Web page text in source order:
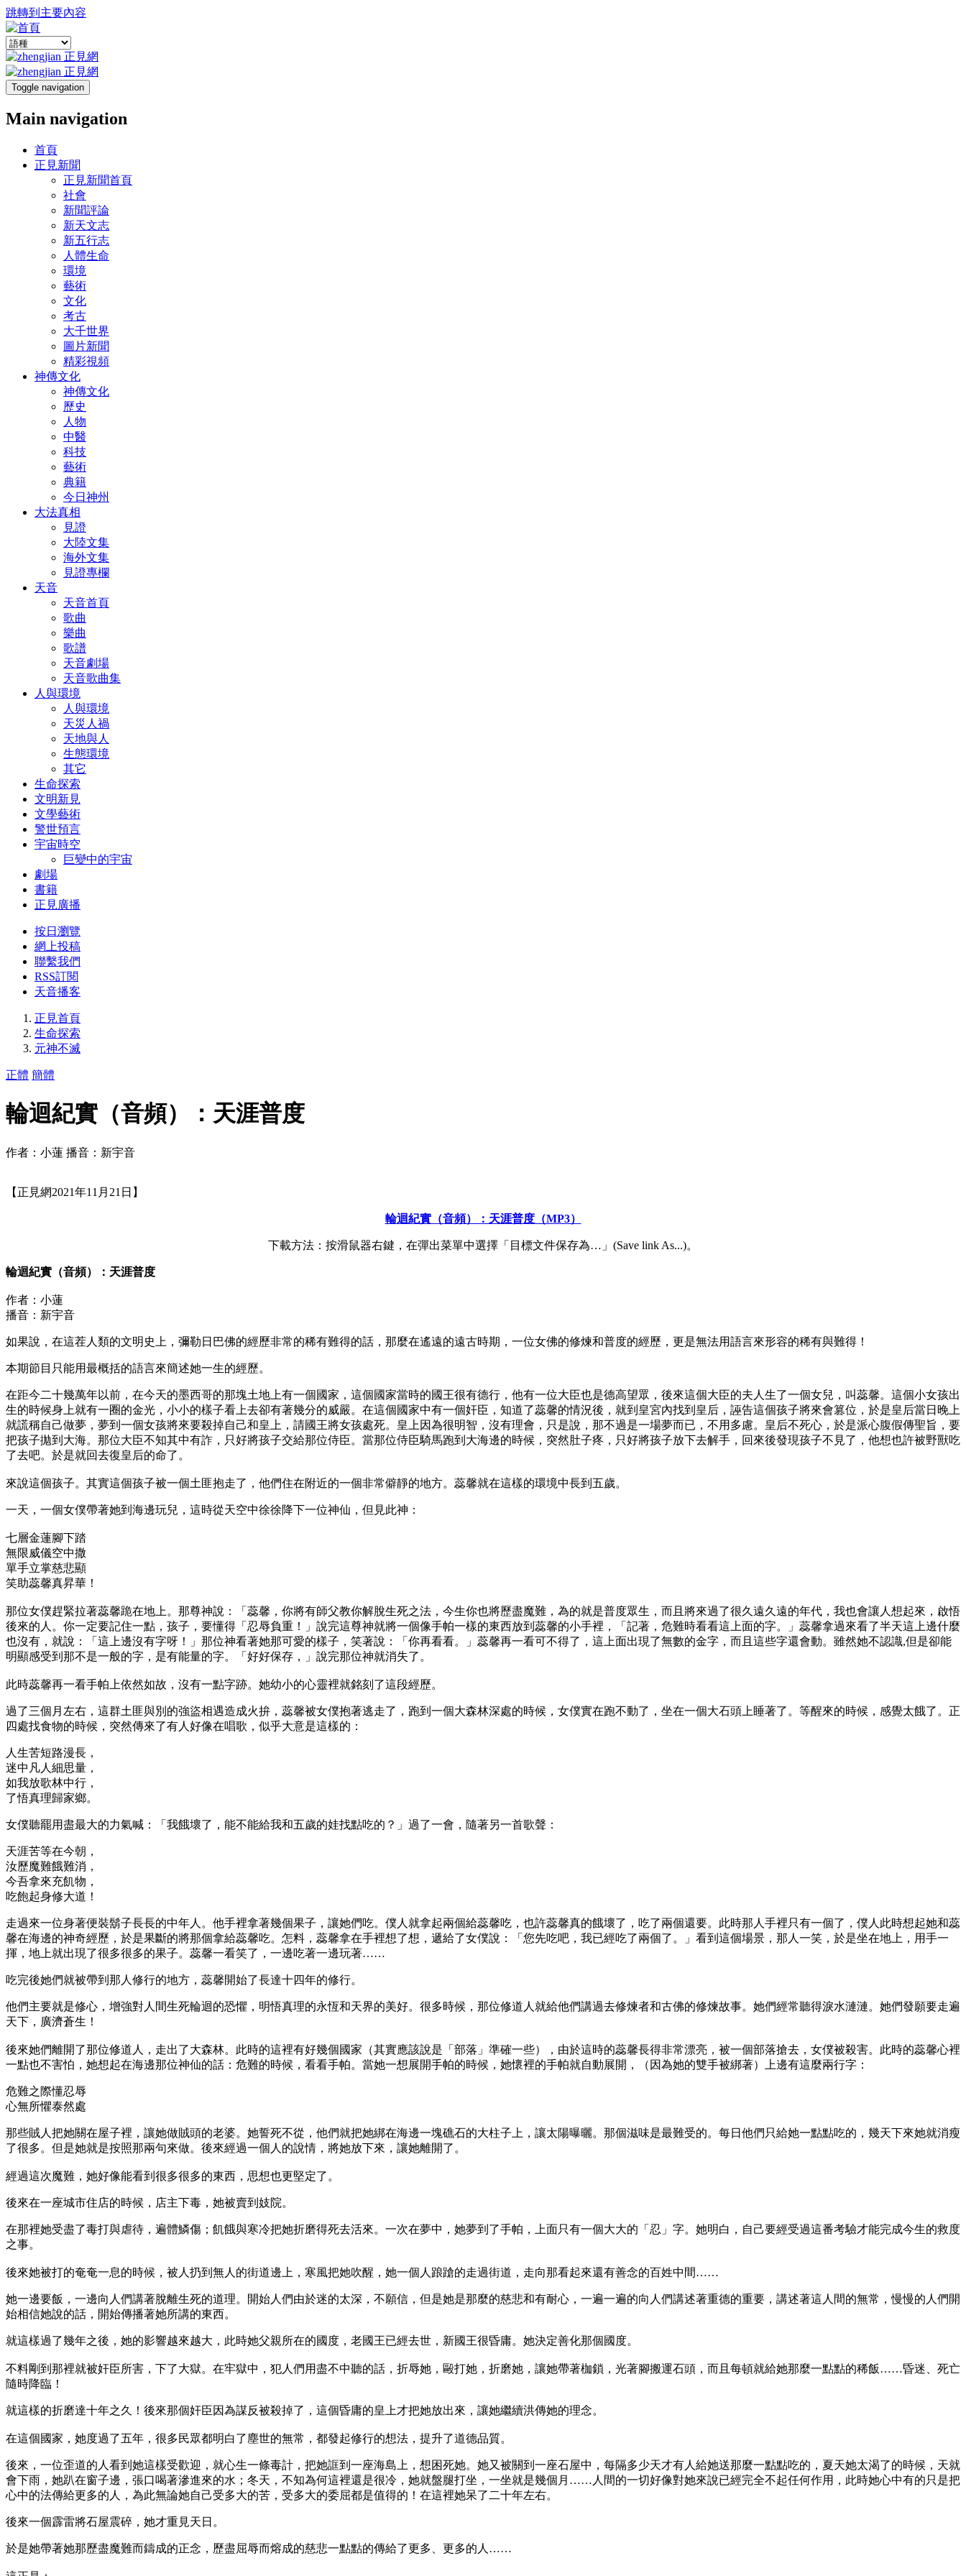
跳轉到主要內容
Toggle navigation
Main navigation
首頁
正見新聞
正見新聞首頁
社會
新聞評論
新天文志
新五行志
人體生命
環境
藝術
文化
考古
大千世界
圖片新聞
精彩視頻
神傳文化
神傳文化
歷史
人物
中醫
科技
藝術
典籍
今日神州
大法真相
見證
大陸文集
海外文集
見證專欄
天音
天音首頁
歌曲
樂曲
歌譜
天音劇場
天音歌曲集
人與環境
人與環境
天災人禍
天地與人
生態環境
其它
生命探索
文明新見
文學藝術
警世預言
宇宙時空
巨變中的宇宙
劇場
書籍
正見廣播
按日瀏覽
網上投稿
聯繫我們
RSS訂閱
天音播客
正見首頁
生命探索
元神不滅
正體 簡體
輪迴紀實（音頻）：天涯普度
作者：小蓮 播音：新宇音
【正見網2021年11月21日】
輪迴紀實（音頻）：天涯普度（MP3）
下載方法：按滑鼠器右鍵，在彈出菜單中選擇「目標文件保存為…」(Save link As...)。
輪迴紀實（音頻）：天涯普度
作者：小蓮
播音：新宇音
如果說，在這茬人類的文明史上，彌勒日巴佛的經歷非常的稀有難得的話，那麼在遙遠的遠古時期，一位女佛的修煉和普度的經歷，更是無法用語言來形容的稀有與難得！
本期節目只能用最概括的語言來簡述她一生的經歷。
在距今二十幾萬年以前，在今天的墨西哥的那塊土地上有一個國家，這個國家當時的國王很有德行，他有一位大臣也是德高望眾，後來這個大臣的夫人生了一個女兒，叫蕊馨。這個小女孩出
生的時候身上就有一圈的金光，小小的樣子看上去卻有著幾分的威嚴。在這個國家中有一個奸臣，知道了蕊馨的情況後，就到皇宮內找到皇后，誣告這個孩子將來會篡位，於是皇后當日晚上
就謊稱自己做夢，夢到一個女孩將來要殺掉自己和皇上，請國王將女孩處死。皇上因為很明智，沒有理會，只是說，那不過是一場夢而已，不用多慮。皇后不死心，於是派心腹假傳聖旨，要
把孩子拋到大海。那位大臣不知其中有詐，只好將孩子交給那位侍臣。當那位侍臣騎馬跑到大海邊的時候，突然肚子疼，只好將孩子放下去解手，回來後發現孩子不見了，他想也許被野獸吃
了去吧。於是就回去復皇后的命了。
來說這個孩子。其實這個孩子被一個土匪抱走了，他們住在附近的一個非常僻靜的地方。蕊馨就在這樣的環境中長到五歲。
一天，一個女僕帶著她到海邊玩兒，這時從天空中徐徐降下一位神仙，但見此神：
七層金蓮腳下踏
無限威儀空中撒
單手立掌慈悲顯
笑助蕊馨真昇華！
那位女僕趕緊拉著蕊馨跪在地上。那尊神說：「蕊馨，你將有師父教你解脫生死之法，今生你也將歷盡魔難，為的就是普度眾生，而且將來過了很久遠久遠的年代，我也會讓人想起來，啟悟
後來的人。你一定要記住一點，孩子，要懂得「忍辱負重！」說完這尊神就將一個像手帕一樣的東西放到蕊馨的小手裡，「記著，危難時看看這上面的字。」蕊馨拿過來看了半天這上邊什麼
也沒有，就說：「這上邊沒有字呀！」那位神看著她那可愛的樣子，笑著說：「你再看看。」蕊馨再一看可不得了，這上面出現了無數的金字，而且這些字還會動。雖然她不認識,但是卻能
明顯感受到那不是一般的字，是有能量的字。「好好保存，」說完那位神就消失了。
此時蕊馨再一看手帕上依然如故，沒有一點字跡。她幼小的心靈裡就銘刻了這段經歷。
過了三個月左右，這群土匪與別的強盜相遇造成火拚，蕊馨被女僕抱著逃走了，跑到一個大森林深處的時候，女僕實在跑不動了，坐在一個大石頭上睡著了。等醒來的時候，感覺太餓了。正
四處找食物的時候，突然傳來了有人好像在唱歌，似乎大意是這樣的：
人生苦短路漫長，
迷中凡人細思量，
如我放歌林中行，
了悟真理歸家鄉。
女僕聽罷用盡最大的力氣喊：「我餓壞了，能不能給我和五歲的娃找點吃的？」過了一會，隨著另一首歌聲：
天涯苦等在今朝，
汝歷魔難餓難消，
今吾拿來充飢物，
吃飽起身修大道！
走過來一位身著便裝鬍子長長的中年人。他手裡拿著幾個果子，讓她們吃。僕人就拿起兩個給蕊馨吃，也許蕊馨真的餓壞了，吃了兩個還要。此時那人手裡只有一個了，僕人此時想起她和蕊
馨在海邊的神奇經歷，於是果斷的將那個拿給蕊馨吃。怎料，蕊馨拿在手裡想了想，遞給了女僕說：「您先吃吧，我已經吃了兩個了。」看到這個場景，那人一笑，於是坐在地上，用手一
揮，地上就出現了很多很多的果子。蕊馨一看笑了，一邊吃著一邊玩著……
吃完後她們就被帶到那人修行的地方，蕊馨開始了長達十四年的修行。
他們主要就是修心，增強對人間生死輪迴的恐懼，明悟真理的永恆和天界的美好。很多時候，那位修道人就給他們講過去修煉者和古佛的修煉故事。她們經常聽得淚水漣漣。她們發願要走遍
天下，廣濟蒼生！
後來她們離開了那位修道人，走出了大森林。此時的這裡有好幾個國家（其實應該說是「部落」準確一些），由於這時的蕊馨長得非常漂亮，被一個部落搶去，女僕被殺害。此時的蕊馨心裡
一點也不害怕，她想起在海邊那位神仙的話：危難的時候，看看手帕。當她一想展開手帕的時候，她懷裡的手帕就自動展開，（因為她的雙手被綁著）上邊有這麼兩行字：
危難之際懂忍辱
心無所懼泰然處
那些賊人把她關在屋子裡，讓她做賊頭的老婆。她誓死不從，他們就把她綁在海邊一塊礁石的大柱子上，讓太陽曝曬。那個滋味是最難受的。每日他們只給她一點點吃的，幾天下來她就消瘦
了很多。但是她就是按照那兩句來做。後來經過一個人的說情，將她放下來，讓她離開了。
經過這次魔難，她好像能看到很多很多的東西，思想也更堅定了。
後來在一座城市住店的時候，店主下毒，她被賣到妓院。
在那裡她受盡了毒打與虐待，遍體鱗傷；飢餓與寒冷把她折磨得死去活來。一次在夢中，她夢到了手帕，上面只有一個大大的「忍」字。她明白，自己要經受過這番考驗才能完成今生的救度
之事。
後來她被打的奄奄一息的時候，被人扔到無人的街道邊上，寒風把她吹醒，她一個人踉蹌的走過街道，走向那看起來還有善念的百姓中間……
她一邊要飯，一邊向人們講著脫離生死的道理。開始人們由於迷的太深，不願信，但是她是那麼的慈悲和有耐心，一遍一遍的向人們講述著重德的重要，講述著這人間的無常，慢慢的人們開
始相信她說的話，開始傳播著她所講的東西。
就這樣過了幾年之後，她的影響越來越大，此時她父親所在的國度，老國王已經去世，新國王很昏庸。她決定善化那個國度。
不料剛到那裡就被奸臣所害，下了大獄。在牢獄中，犯人們用盡不中聽的話，折辱她，毆打她，折磨她，讓她帶著枷鎖，光著腳搬運石頭，而且每頓就給她那麼一點點的稀飯……昏迷、死亡
隨時降臨！
就這樣的折磨達十年之久！後來那個奸臣因為謀反被殺掉了，這個昏庸的皇上才把她放出來，讓她繼續洪傳她的理念。
在這個國家，她度過了五年，很多民眾都明白了塵世的無常，都發起修行的想法，提升了道德品質。
後來，一位歪道的人看到她這樣受歡迎，就心生一條毒計，把她誆到一座海島上，想困死她。她又被關到一座石屋中，每隔多少天才有人給她送那麼一點點吃的，夏天她太渴了的時候，天就
會下雨，她趴在窗子邊，張口喝著滲進來的水；冬天，不知為何這裡還是很冷，她就盤腿打坐，一坐就是幾個月……人間的一切好像對她來說已經完全不起任何作用，此時她心中有的只是把
心中的法傳給更多的人，為此無論她自己受多大的苦，受多大的委屈都是值得的！在這裡她呆了二十年左右。
後來一個霹雷將石屋震碎，她才重見天日。
於是她帶著她那歷盡魔難而鑄成的正念，歷盡屈辱而熔成的慈悲一點點的傳給了更多、更多的人……